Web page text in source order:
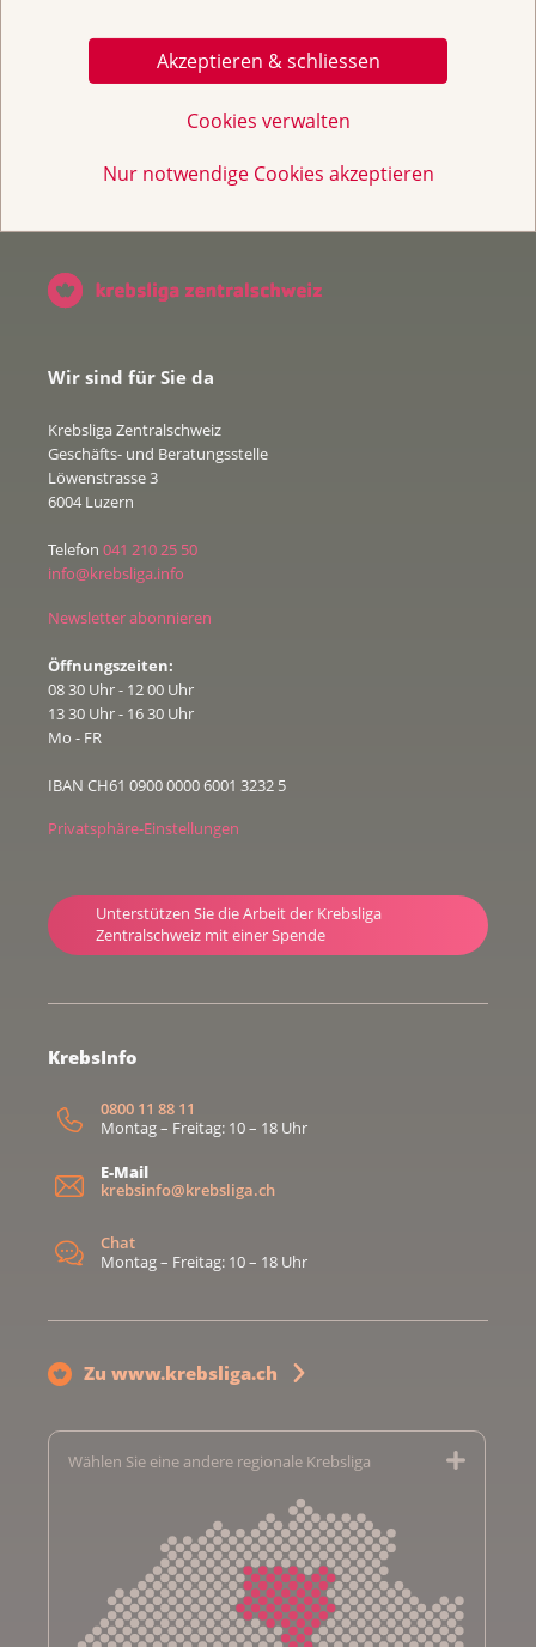
Akzeptieren & schliessen
Cookies verwalten
Nur notwendige Cookies akzeptieren
Über uns & Kontakt
Broschüren / Infos & Links
Wir sind für Sie da
Krebsliga Zentralschweiz
Geschäfts- und Beratungsstelle
Löwenstrasse 3
6004 Luzern
Telefon 041 210 25 50
info@krebsliga.info
Newsletter abonnieren
Öffnungszeiten:
08 30 Uhr - 12 00 Uhr
13 30 Uhr - 16 30 Uhr
Mo - FR
IBAN CH61 0900 0000 6001 3232 5
Privatsphäre-Einstellungen
Unterstützen Sie die Arbeit der Krebsliga
Zentralschweiz mit einer Spende
KrebsInfo
0800 11 88 11
Montag – Freitag: 10 – 18 Uhr
E-Mail
krebsinfo@krebsliga.ch
Chat
Montag – Freitag: 10 – 18 Uhr
Zu www.krebsliga.ch
Wählen Sie eine andere regionale Krebsliga